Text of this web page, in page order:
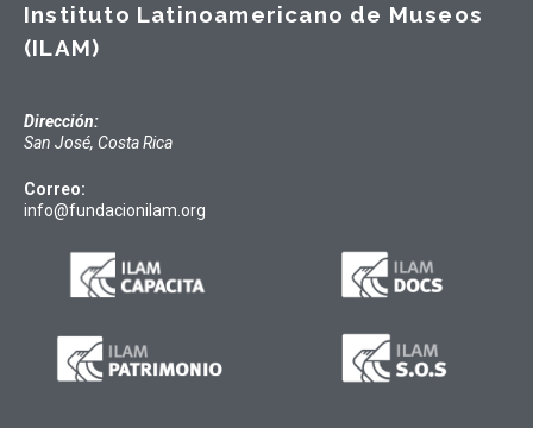
Instituto Latinoamericano de Museos
(ILAM)
Dirección:
San José, Costa Rica
Correo:
info@fundacionilam.org